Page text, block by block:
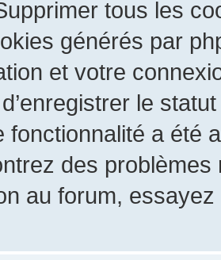
tous les
générés par
et votre
le
fonctionnalité a été
des
au forum,